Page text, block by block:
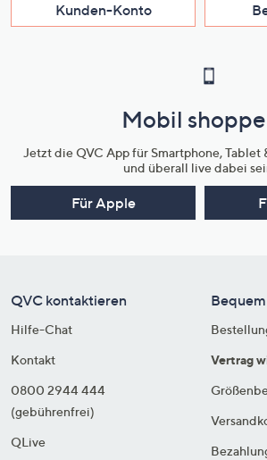
Kunden-Konto
Mobil
Jetzt die QVC App für Smartphone, Tablet
und überall live dabei
Für Apple
QVC kontaktieren
Hilfe-Chat
Kontakt
0800 2944 444
(gebührenfrei)
QLive
Vertrag